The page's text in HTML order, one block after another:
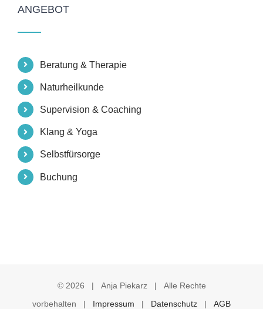
ANGEBOT
Beratung & Therapie
Naturheilkunde
Supervision & Coaching
Klang & Yoga
Selbstfürsorge
Buchung
© 2026 | Anja Piekarz | Alle Rechte
vorbehalten | Impressum | Datenschutz | AGB